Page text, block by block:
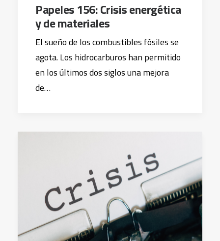
Papeles 156: Crisis energética
y de materiales
El sueño de los combustibles fósiles se
agota. Los hidrocarburos han permitido
en los últimos dos siglos una mejora
de…